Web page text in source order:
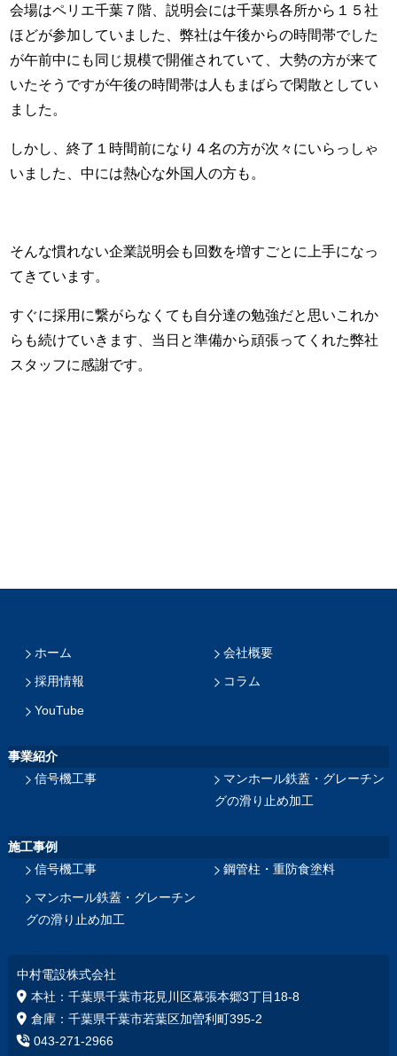
会場はペリエ千葉７階、説明会には千葉県各所から１５社
ほどが参加していました、弊社は午後からの時間帯でした
が午前中にも同じ規模で開催されていて、大勢の方が来て
いたそうですが午後の時間帯は人もまばらで閑散としてい
ました。
しかし、終了１時間前になり４名の方が次々にいらっしゃ
いました、中には熱心な外国人の方も。
そんな慣れない企業説明会も回数を増すごとに上手になっ
てきています。
すぐに採用に繋がらなくても自分達の勉強だと思いこれか
らも続けていきます、当日と準備から頑張ってくれた弊社
スタッフに感謝です。
ホーム 会社概要
採用情報 コラム
YouTube
事業紹介
信号機工事
マンホール鉄蓋・グレーチン
グの滑り止め加工
施工事例
信号機工事
鋼管柱・重防食塗料
マンホール鉄蓋・グレーチン
グの滑り止め加工
中村電設株式会社
本社：千葉県千葉市花見川区幕張本郷3丁目18‐8
倉庫：千葉県千葉市若葉区加曽利町395-2
043-271-2966